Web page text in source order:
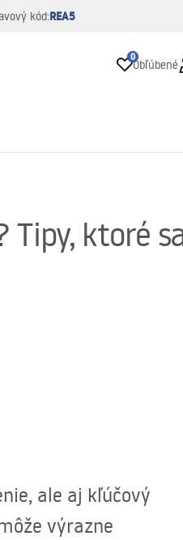
kód:REA5
0
Obľúbené
Tipy, ktoré
ale aj kľúčový
výrazne